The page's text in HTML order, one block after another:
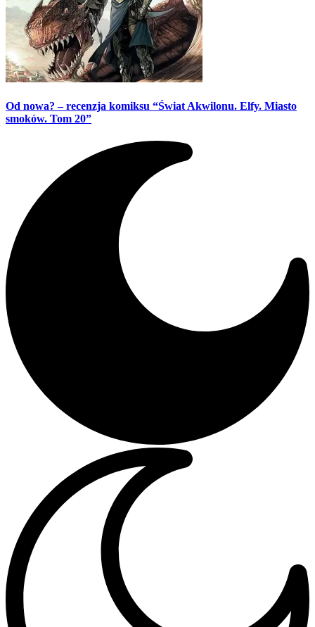
Od nowa? – recenzja komiksu “Świat Akwilonu. Elfy. Miasto
smoków. Tom 20”